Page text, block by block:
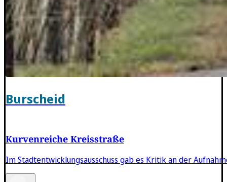
Burscheid
Kurvenreiche Kreisstraße
Im Stadtentwicklungsausschuss gab es Kritik an der